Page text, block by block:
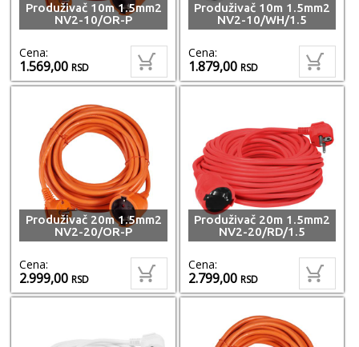
Produživač 10m 1.5mm2
NV2-10/OR-P
Cena:
1.569,00RSD
Produživač 10m 1.5mm2
NV2-10/WH/1.5
Cena:
1.879,00RSD
Produživač 20m 1.5mm2
NV2-20/OR-P
Cena:
2.999,00RSD
Produživač 20m 1.5mm2
NV2-20/RD/1.5
Cena:
2.799,00RSD